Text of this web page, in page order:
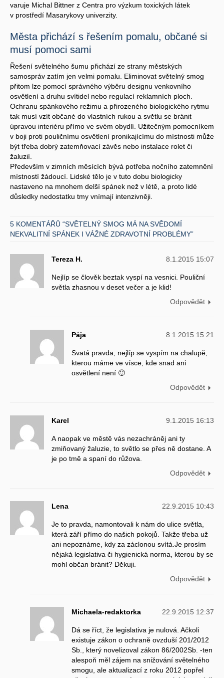
varuje Michal Bittner z Centra pro výzkum toxických látek
v prostředí Masarykovy univerzity.
Města přichází s řešením pomalu, občané si
musí pomoci sami
Řešení světelného šumu přichází ze strany městských
samospráv zatím jen velmi pomalu. Eliminovat světelný smog
přitom lze pomocí správného výběru designu venkovního
osvětlení a druhu svítidel nebo regulací reklamních ploch.
Ochranu spánkového režimu a přirozeného biologického rytmu
tak musí vzít občané do vlastních rukou a světlu se bránit
úpravou interiéru přímo ve svém obydlí. Užitečným pomocníkem
v boji proti pouličnímu osvětlení pronikajícímu do místnosti může
být třeba dobrý zatemňovací závěs nebo instalace rolet či
žaluzií.
Především v zimních měsících bývá potřeba nočního zatemnění
místností žádoucí. Lidské tělo je v tuto dobu biologicky
nastaveno na mnohem delší spánek než v létě, a proto lidé
důsledky nedostatku tmy vnímají intenzivněji.
5 KOMENTÁŘŮ “SVĚTELNÝ SMOG MÁ NA SVĚDOMÍ
NEKVALITNÍ SPÁNEK I VÁŽNÉ ZDRAVOTNÍ PROBLÉMY”
Tereza H. 8.1.2015 15:07
Nejlíp se člověk beztak vyspí na vesnici. Pouliční
světla zhasnou v deset večer a je klid!
Odpovědět
Pája 8.1.2015 15:21
Svatá pravda, nejlíp se vyspím na chalupě,
kterou máme ve vísce, kde snad ani
osvětlení není 🙂
Odpovědět
Karel 9.1.2015 16:13
A naopak ve městě vás nezachráněj ani ty
zmiňovaný žaluzie, to světlo se přes ně dostane. A
je po tmě a spaní do růžova.
Odpovědět
Lena 22.9.2015 10:43
Je to pravda, namontovali k nám do ulice světla,
která září přímo do našich pokojů. Takže třeba už
ani nepoznáme, kdy za záclonou svítá.Je prosím
nějaká legislativa či hygienická norma, kterou by se
mohl občan bránit? Děkuji.
Odpovědět
Michaela-redaktorka 22.9.2015 12:37
Dá se říct, že legislativa je nulová. Ačkoli
existuje zákon o ochraně ovzduší 201/2012
Sb., který novelizoval zákon 86/2002Sb. -ten
alespoň měl zájem na snižování světelného
smogu, ale aktualizací z roku 2012 popřel